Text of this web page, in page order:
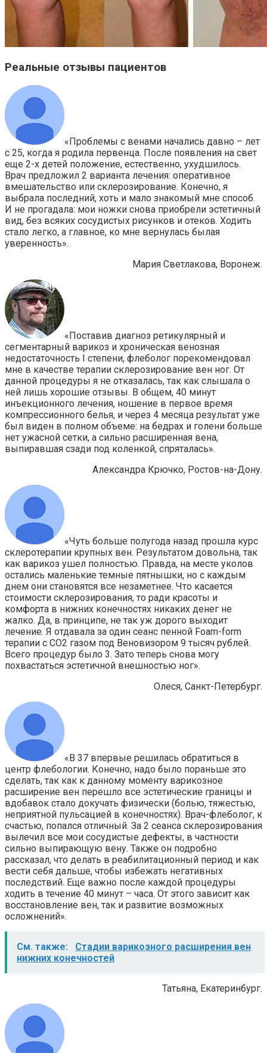
Реальные отзывы пациентов
«Проблемы с венами начались давно – лет
с 25, когда я родила первенца. После появления на свет
еще 2-х детей положение, естественно, ухудшилось.
Врач предложил 2 варианта лечения: оперативное
вмешательство или склерозирование. Конечно, я
выбрала последний, хоть и мало знакомый мне способ.
И не прогадала: мои ножки снова приобрели эстетичный
вид, без всяких сосудистых рисунков и отеков. Ходить
стало легко, а главное, ко мне вернулась былая
уверенность».
Мария Светлакова, Воронеж.
«Поставив диагноз ретикулярный и
сегментарный варикоз и хроническая венозная
недостаточность I степени, флеболог порекомендовал
мне в качестве терапии склерозирование вен ног. От
данной процедуры я не отказалась, так как слышала о
ней лишь хорошие отзывы. В общем, 40 минут
инъекционного лечения, ношение в первое время
компрессионного белья, и через 4 месяца результат уже
был виден в полном объеме: на бедрах и голени больше
нет ужасной сетки, а сильно расширенная вена,
выпиравшая сзади под коленкой, спряталась».
Александра Крючко, Ростов-на-Дону.
«Чуть больше полугода назад прошла курс
склеротерапии крупных вен. Результатом довольна, так
как варикоз ушел полностью. Правда, на месте уколов
остались маленькие темные пятнышки, но с каждым
днем они становятся все незаметнее. Что касается
стоимости склерозирования, то ради красоты и
комфорта в нижних конечностях никаких денег не
жалко. Да, в принципе, не так уж дорого выходит
лечение. Я отдавала за один сеанс пенной Foam-form
терапии с СО2 газом под Веновизором 9 тысяч рублей.
Всего процедур было 3. Зато теперь снова могу
похвастаться эстетичной внешностью ног».
Олеся, Санкт-Петербург.
«В 37 впервые решилась обратиться в
центр флебологии. Конечно, надо было пораньше это
сделать, так как к данному моменту варикозное
расширение вен перешло все эстетические границы и
вдобавок стало докучать физически (болью, тяжестью,
неприятной пульсацией в конечностях). Врач-флеболог, к
счастью, попался отличный. За 2 сеанса склерозирования
вылечил все мои сосудистые дефекты, в частности
сильно выпирающую вену. Также он подробно
рассказал, что делать в реабилитационный период и как
вести себя дальше, чтобы избежать негативных
последствий. Еще важно после каждой процедуры
ходить в течение 40 минут – часа. От этого зависит как
восстановление вен, так и развитие возможных
осложнений».
См. также:
Стадии варикозного расширения вен
нижних конечностей
Татьяна, Екатеринбург.